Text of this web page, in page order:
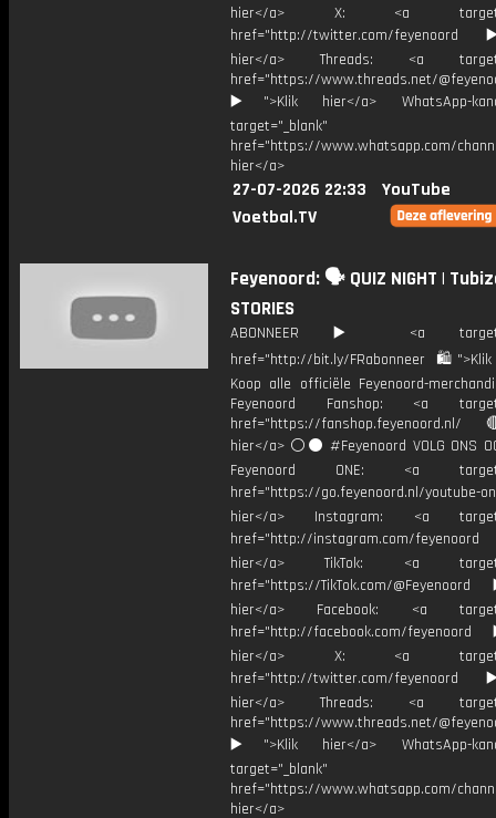
hier</a> X: <a
href="http://twitter.com/
hier</a> Threads: <a
href="https://www.threads.net/
▶️">Klik hier</a> WhatsApp-
target="_blank"
href="https://www.whatsapp.com/
hier</a>
27-07-2026 22:33
YouTube
Voetbal.TV
Feyenoord: 🗣️ QUIZ NIGHT |
STORIES
ABONNEER ▶️ <a
href="http://bit.ly/FRabonneer
Koop alle officiële Feyenoord-
Feyenoord Fanshop: <a
href="https://
hier</a> ⚪️⚫ #Feyenoord VOLG ONS
Feyenoord ONE: <a
href="https://go.feyenoord.nl/youtube-
hier</a> Instagram: <a
href="http://instagram.com/
hier</a> TikTok: <a
href="https://TikTok.com/
hier</a> Facebook: <a
href="http://facebook.com/
hier</a> X: <a
href="http://twitter.com/
hier</a> Threads: <a
href="https://www.threads.net/
▶️">Klik hier</a> WhatsApp-
target="_blank"
href="https://www.whatsapp.com/
hier</a>